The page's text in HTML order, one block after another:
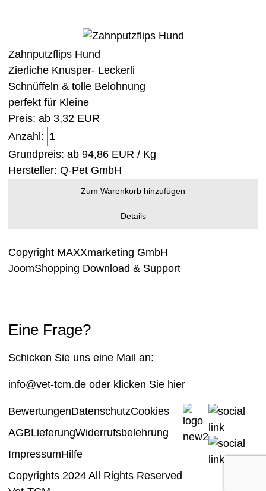
Zahnputzflips Hund
Zierliche Knusper- Leckerli
Schnüffeln & tolle Belohnung
perfekt für Kleine
Preis: ab 3,32 EUR
Anzahl:
Grundpreis: ab 94,86 EUR / Kg
Hersteller: Q-Pet GmbH
Zum Warenkorb hinzufügen
Details
Copyright MAXXmarketing GmbH
JoomShopping Download & Support
Eine Frage?
Schicken Sie uns eine Mail an:
info@vet-tcm.deoder klicken Sie hier
BewertungenDatenschutzCookies
AGBLieferungWiderrufsbelehrung
ImpressumHilfe
Copyrights 2024 All Rights Reserved